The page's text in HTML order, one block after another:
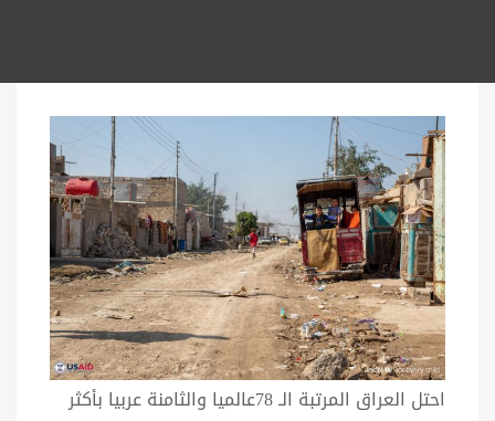
احتل العراق المرتبة الـ 78عالميا والثامنة عربيا بأكثر